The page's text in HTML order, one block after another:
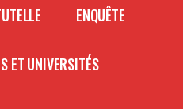
ENQUÊTE
ET UNIVERSITÉS